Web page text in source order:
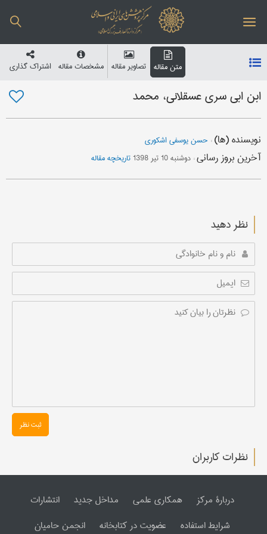
متن مقاله تصاویر مقاله مشخصات مقاله اشتراک گذاری
ابن ابی سری عسقلانی، محمد
نویسنده (ها): حسن یوسفی اشکوری
آخرین بروز رسانی: دوشنبه 10 تیر 1398 تاریخچه مقاله
نظر دهید
ثبت نظر
نظرات کاربران
دربارۀ مرکز همکاری علمی مداخل جدید
انتشارات
شرایط استفاده
عضویت در کتابخانه انجمن حامیان